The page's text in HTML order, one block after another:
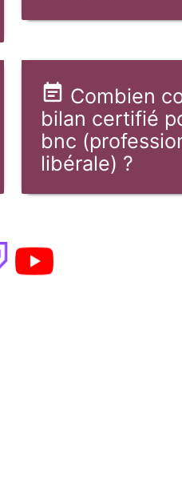
Combien
bilan certifié
bnc
libérale) ?